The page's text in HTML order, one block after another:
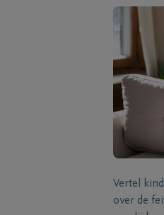
Vertel
over de